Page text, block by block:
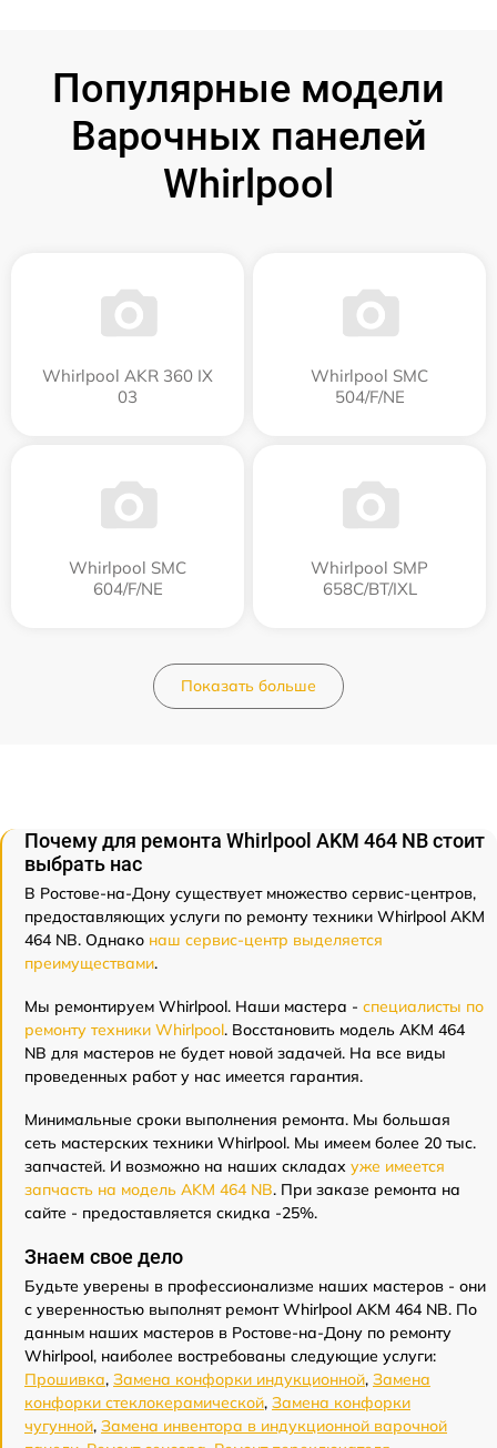
Популярные модели
Варочных панелей
Whirlpool
Whirlpool AKR 360 IX
03
Whirlpool SMC
504/F/NE
Whirlpool SMC
604/F/NE
Whirlpool SMP
658C/BT/IXL
Показать больше
Почему для ремонта Whirlpool AKM 464 NB стоит
выбрать нас
В Ростове-на-Дону существует множество сервис-центров,
предоставляющих услуги по ремонту техники Whirlpool AKM
464 NB. Однако наш сервис-центр выделяется
преимуществами.
Мы ремонтируем Whirlpool. Наши мастера - специалисты по
ремонту техники Whirlpool. Восстановить модель AKM 464
NB для мастеров не будет новой задачей. На все виды
проведенных работ у нас имеется гарантия.
Минимальные сроки выполнения ремонта. Мы большая
сеть мастерских техники Whirlpool. Мы имеем более 20 тыс.
запчастей. И возможно на наших складах уже имеется
запчасть на модель AKM 464 NB. При заказе ремонта на
сайте - предоставляется скидка -25%.
Знаем свое дело
Будьте уверены в профессионализме наших мастеров - они
с уверенностью выполнят ремонт Whirlpool AKM 464 NB. По
данным наших мастеров в Ростове-на-Дону по ремонту
Whirlpool, наиболее востребованы следующие услуги:
Прошивка, Замена конфорки индукционной, Замена
конфорки стеклокерамической, Замена конфорки
чугунной, Замена инвентора в индукционной варочной